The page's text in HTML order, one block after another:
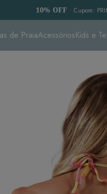
10% OFF • Cupom:
de PraiaAcessóriosKids e